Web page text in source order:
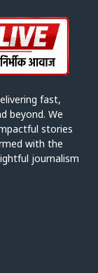
fast,
beyond. We
stories
with the
journalism